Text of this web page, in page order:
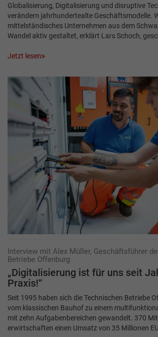
Globalisierung, Digitalisierung und disruptive
verändern jahrhundertealte Geschäftsmodelle.
mittelständisches Unternehmen aus dem
Wandel aktiv gestaltet, erklärt Lars Schoch,
Jetzt lesen
Interview mit Alex Müller, Geschäftsführer
Betriebe Offenburg
„Digitalisierung ist für uns seit
Praxis!“
Seit 1995 haben sich die Technischen Betriebe
vom klassischen Bauhof zu einem
mit zehn Aufgabenbereichen gewandelt. 370
erwirtschaften einen Umsatz von 35 Millionen